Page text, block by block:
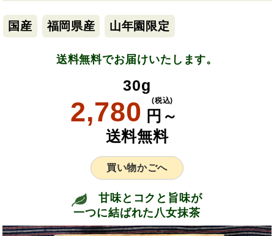
国産 福岡県産 山年園限定
送料無料でお届けいたします。
30g
2,780 円～
(税込)
送料無料
買い物かごへ
甘味とコクと旨味が
一つに結ばれた八女抹茶